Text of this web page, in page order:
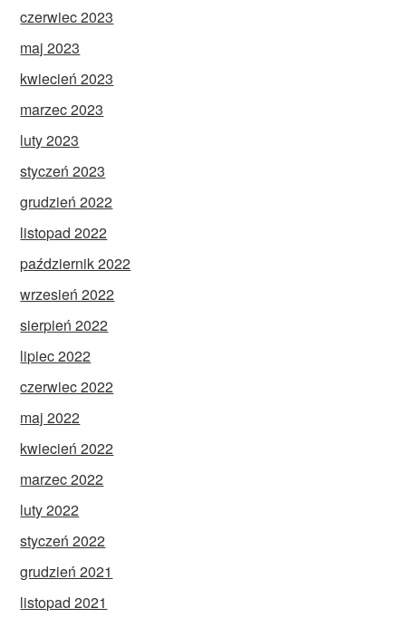
czerwiec 2023
maj 2023
kwiecień 2023
marzec 2023
luty 2023
styczeń 2023
grudzień 2022
listopad 2022
październik 2022
wrzesień 2022
sierpień 2022
lipiec 2022
czerwiec 2022
maj 2022
kwiecień 2022
marzec 2022
luty 2022
styczeń 2022
grudzień 2021
listopad 2021